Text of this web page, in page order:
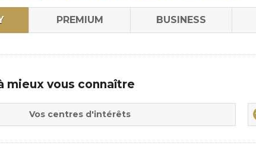
PREMIUM BUSINESS
mieux vous connaître
Vos centres d'intérêts